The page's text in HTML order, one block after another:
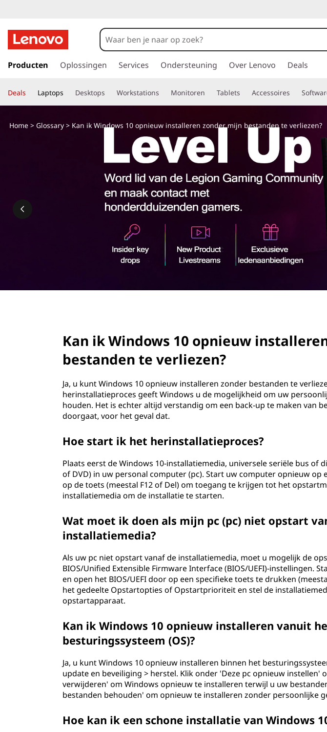
a
a
r
e
Producten Oplossingen Services Ondersteuning Over Lenovo Deals
Deals Laptops Desktops Workstations Monitoren Tablets Accessoires
Home> Glossary> Kan ik Windows 10 opnieuw installeren zonder mijn bestanden te verliezen?
Kan ik Windows 10 opnieuw
bestanden te verliezen?
Ja, u kunt Windows 10 opnieuw installeren zonder bestanden te
herinstallatieproces geeft Windows u de mogelijkheid om uw
houden. Het is echter altijd verstandig om een back-up te maken van
doorgaat, voor het geval dat.
Hoe start ik het herinstallatieproces?
Plaats eerst de Windows 10-installatiemedia, universele seriële bus of
of DVD) in uw personal computer (pc). Start uw computer opnieuw op
op de toets (meestal F12 of Del) om toegang te krijgen tot het
installatiemedia om de installatie te starten.
Wat moet ik doen als mijn pc (pc) niet opstart
installatiemedia?
Als uw pc niet opstart vanaf de installatiemedia, moet u mogelijk de
BIOS/Unified Extensible Firmware Interface (BIOS/UEFI)-instellingen.
en open het BIOS/UEFI door op een specifieke toets te drukken
het gedeelte Opstartopties of Opstartprioriteit en stel de
opstartapparaat.
Kan ik Windows 10 opnieuw installeren vanuit
besturingssysteem (OS)?
Ja, u kunt Windows 10 opnieuw installeren binnen het
update en beveiliging > herstel. Klik onder 'Deze pc opnieuw instellen'
verwijderen' om Windows opnieuw te installeren terwijl u uw
bestanden behouden' om opnieuw te installeren zonder persoonlijke
Hoe kan ik een schone installatie van Windows